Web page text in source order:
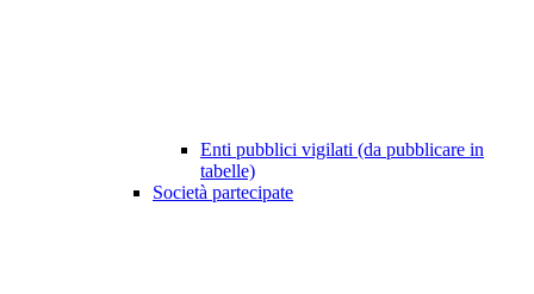
Enti pubblici vigilati (da pubblicare in
tabelle)
Società partecipate